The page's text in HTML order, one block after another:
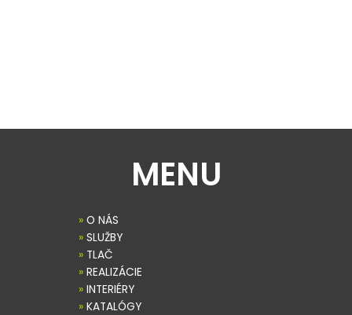
MENU
» O NÁS
» SLUŽBY
» TLAČ
» REALIZÁCIE
» INTERIÉRY
» KATALÓGY